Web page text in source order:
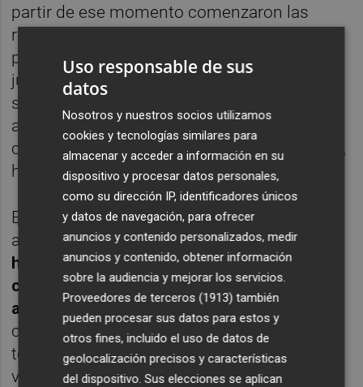
partir de ese momento comenzaron las
reuniones informativas, la creación de la
plataforma, la búsqueda de asesoramiento
jurídico y técnico y la recogida de firmas. "Ni
siquiera se había publicado en el tablón de
anuncios de Zarra", denuncia Belda,
criticando la escasa difusión que, a su juicio,
ha tenido el procedimiento.
En apenas unas semanas, la plataforma
asegura haber conseguido aglutinar a
hidrogeólogos, biólogos, juristas, médicos,
comunidades de regantes, cooperativas
agrícolas, empresarios y vecinosde toda la
comarca. "Tenemos que defender nuestro
territorio. Si no lo hacemos nosotros, ¿quién
va a venir a protegerlo?", se pregunta.
Uso responsable de sus
datos
Nosotros y nuestros socios utilizamos
cookies y tecnologías similares para
almacenar y acceder a información en su
dispositivo y procesar datos personales,
como su dirección IP, identificadores únicos
y datos de navegación, para ofrecer
anuncios y contenido personalizados, medir
anuncios y contenido, obtener información
sobre la audiencia y mejorar los servicios.
Proveedores de terceros (1913) también
pueden procesar sus datos para estos y
otros fines, incluido el uso de datos de
geolocalización precisos y características
del dispositivo. Sus elecciones se aplican